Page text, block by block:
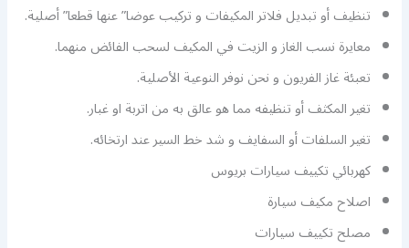
تنظيف أو تبديل فلاتر المكيفات و تركيب عوضا” عنها قطعا” أصلية.
معايرة نسب الغاز و الزيت في المكيف لسحب الفائض منهما.
تعبئة غاز الفريون و نحن نوفر النوعية الأصلية.
تغير المكثف أو تنظيفه مما هو عالق به من اتربة او غبار.
تغير السلفات أو السفايف و شد خط السير عند ارتخائه.
كهربائي تكييف سيارات بريوس
اصلاح مكيف سيارة
مصلح تكييف سيارات